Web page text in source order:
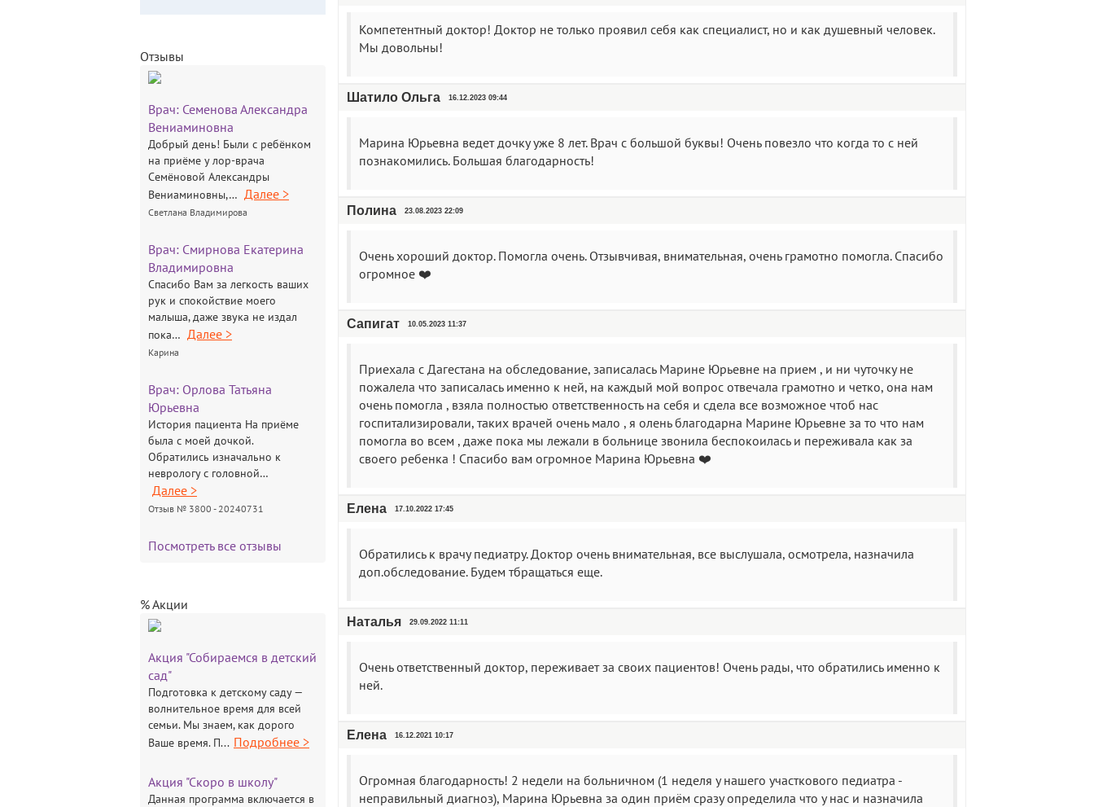
Компетентный доктор! Доктор не только проявил себя как специалист, но и как душевный человек.
Мы довольны!
Шатило Ольга 16.12.2023 09:44
Марина Юрьевна ведет дочку уже 8 лет. Врач с большой буквы! Очень повезло что когда то с ней
познакомились. Большая благодарность!
Полина 23.08.2023 22:09
Очень хороший доктор. Помогла очень. Отзывчивая, внимательная, очень грамотно помогла. Спасибо
огромное ❤️
Сапигат 10.05.2023 11:37
Приехала с Дагестана на обследование, записалась Марине Юрьевне на прием , и ни чуточку не
пожалела что записалась именно к ней, на каждый мой вопрос отвечала грамотно и четко, она нам
очень помогла , взяла полностью ответственность на себя и сдела все возможное чтоб нас
госпитализировали, таких врачей очень мало , я олень благодарна Марине Юрьевне за то что нам
помогла во всем , даже пока мы лежали в больнице звонила беспокоилась и переживала как за
своего ребенка ! Спасибо вам огромное Марина Юрьевна ❤️
Елена 17.10.2022 17:45
Обратились к врачу педиатру. Доктор очень внимательная, все выслушала, осмотрела, назначила
доп.обследование. Будем тбращаться еще.
Наталья 29.09.2022 11:11
Очень ответственный доктор, переживает за своих пациентов! Очень рады, что обратились именно к
ней.
Елена 16.12.2021 10:17
Огромная благодарность! 2 недели на больничном (1 неделя у нашего участкового педиатра -
неправильный диагноз), Марина Юрьевна за один приём сразу определила что у нас и назначила
Отзывы
Врач: Семенова Александра
Вениаминовна
Добрый день! Были с ребёнком
на приёме у лор-врача
Семёновой Александры
Вениаминовны,… Далее >
Светлана Владимирова
Врач: Смирнова Екатерина
Владимировна
Спасибо Вам за легкость ваших
рук и спокойствие моего
малыша, даже звука не издал
пока… Далее >
Карина
Врач: Орлова Татьяна
Юрьевна
История пациента На приёме
была с моей дочкой.
Обратились изначально к
неврологу с головной…
Далее >
Отзыв № 3800 - 20240731
Посмотреть все отзывы
% Акции
Акция "Собираемся в детский
сад"
Подготовка к детскому саду —
волнительное время для всей
семьи. Мы знаем, как дорого
Ваше время. П... Подробнее >
Акция "Скоро в школу"
Данная программа включается в